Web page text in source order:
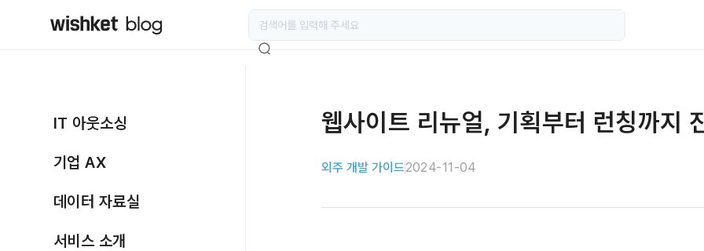
IT 아웃소싱
기업 AX
데이터 자료실
서비스 소개
웹사이트 리뉴얼, 기획부터 런칭까지
외주 개발 가이드2024-11-04